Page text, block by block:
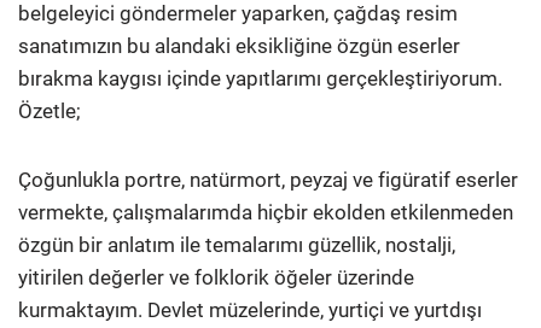
belgeleyici göndermeler yaparken, çağdaş resim
sanatımızın bu alandaki eksikliğine özgün eserler
bırakma kaygısı içinde yapıtlarımı gerçekleştiriyorum.
Özetle;
Çoğunlukla portre, natürmort, peyzaj ve figüratif eserler
vermekte, çalışmalarımda hiçbir ekolden etkilenmeden
özgün bir anlatım ile temalarımı güzellik, nostalji,
yitirilen değerler ve folklorik öğeler üzerinde
kurmaktayım. Devlet müzelerinde, yurtiçi ve yurtdışı